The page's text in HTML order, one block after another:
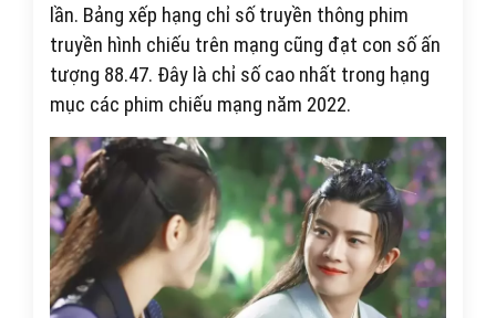
lần. Bảng xếp hạng chỉ số truyền thông phim
truyền hình chiếu trên mạng cũng đạt con số ấn
tượng 88.47. Đây là chỉ số cao nhất trong hạng
mục các phim chiếu mạng năm 2022.